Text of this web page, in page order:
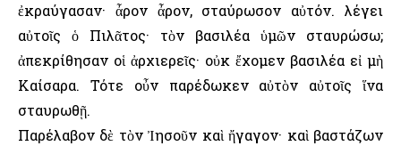
ἐκραύγασαν· ἆρον ἆρον, σταύρωσον αὐτόν. λέγει
αὐτοῖς ὁ Πιλᾶτος· τὸν βασιλέα ὑμῶν σταυρώσω;
ἀπεκρίθησαν οἱ ἀρχιερεῖς· οὐκ ἔχομεν βασιλέα εἰ μὴ
Καίσαρα. Τότε οὖν παρέδωκεν αὐτὸν αὐτοῖς ἵνα
σταυρωθῇ.
Παρέλαβον δὲ τὸν Ἰησοῦν καὶ ἤγαγον· καὶ βαστάζων